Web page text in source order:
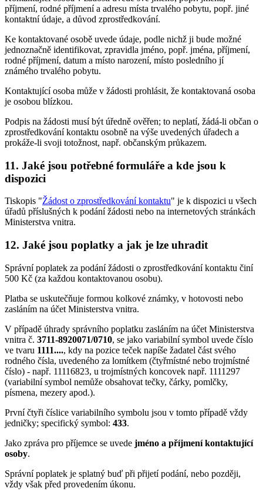
příjmení, rodné příjmení a adresu místa trvalého pobytu, popř. jiné
kontaktní údaje, a důvod zprostředkování.
Ke kontaktované osobě uvede údaje, podle nichž ji bude možné
jednoznačně identifikovat, zpravidla jméno, popř. jména, příjmení,
rodné příjmení, datum a místo narození, místo posledního jí
známého trvalého pobytu.
Kontaktující osoba může v žádosti prohlásit, že kontaktovaná osoba
je osobou blízkou.
Podpis na žádosti musí být úředně ověřen; to neplatí, žádá-li občan o
zprostředkování kontaktu osobně na výše uvedených úřadech a
prokáže-li svoji totožnost, např. občanským průkazem.
11. Jaké jsou potřebné formuláře a kde jsou k
dispozici
Tiskopis "Žádost o zprostředkování kontaktu" je k dispozici u všech
úřadů příslušných k podání žádosti nebo na internetových stránkách
Ministerstva vnitra.
12. Jaké jsou poplatky a jak je lze uhradit
Správní poplatek za podání žádosti o zprostředkování kontaktu činí
500 Kč (za každou kontaktovanou osobu).
Platba se uskutečňuje formou kolkové známky, v hotovosti nebo
zasláním na účet Ministerstva vnitra.
V případě úhrady správního poplatku zasláním na účet Ministerstva
vnitra č. 3711-8920071/0710, se jako variabilní symbol uvede číslo
ve tvaru 1111...., kdy na pozice teček napíše žadatel část svého
rodného čísla, uvedeného za lomítkem (čtyřmístné nebo trojmístné
číslo) - např. 11116823, u trojmístných koncovek např. 1111297
(variabilní symbol nemůže obsahovat tečky, čárky, pomlčky,
písmena, mezery apod.).
První čtyři číslice variabilního symbolu jsou v tomto případě vždy
jedničky; specifický symbol: 433.
Jako zpráva pro příjemce se uvede jméno a příjmení kontaktující
osoby.
Správní poplatek je splatný buď při přijetí podání, nebo později,
vždy však před provedením úkonu.